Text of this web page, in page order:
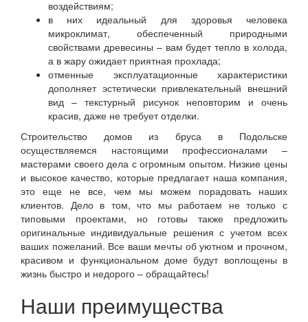
воздействиям;
в них идеальный для здоровья человека
микроклимат, обеспеченный природными
свойствами древесины – вам будет тепло в холода,
а в жару ожидает приятная прохлада;
отменные эксплуатационные характеристики
дополняет эстетически привлекательный внешний
вид – текстурный рисунок неповторим и очень
красив, даже не требует отделки.
Строительство домов из бруса в Подольске
осуществляемся настоящими профессионалами –
мастерами своего дела с огромным опытом. Низкие цены
и высокое качество, которые предлагает наша компания,
это еще не все, чем мы можем порадовать наших
клиентов. Дело в том, что мы работаем не только с
типовыми проектами, но готовы также предложить
оригинальные индивидуальные решения с учетом всех
ваших пожеланий. Все ваши мечты об уютном и прочном,
красивом и функциональном доме будут воплощены в
жизнь быстро и недорого – обращайтесь!
Наши преимущества